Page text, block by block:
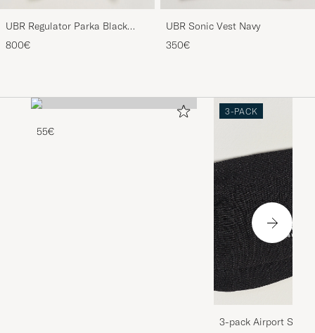
UBR Regulator Parka Black
Storm
800€
UBR Sonic Vest Navy
350€
55€
3-PACK
3-pack Airport